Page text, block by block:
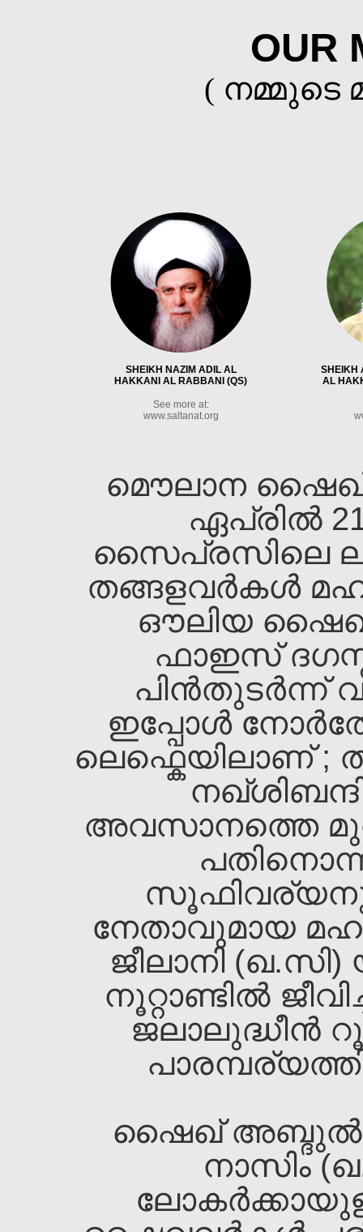
OUR
( നമ്മുടെ
SHEIKH NAZIM ADIL AL
HAKKANI AL RABBANI (QS)
SHEIKH
AL
See more at:
www.saltanat.org
മൌലാന ഷൈഖ്‌
ഏപ്രില്‍
സൈപ്രസിലെ
തങ്ങളവര്‍കള്‍
ഔലിയ
ഫാഇസ്‌
ഇപ്പോള്‍
ലെഫ്കെയിലാണ്‌ ;
അവസാനത്തെ
നേതാവുമായ
ജീലാനി
നൂറ്റാണ്ടില്‍
ജലാലുദ്ധീന്‍
ഷൈഖ്‌ അബ്ദുല്‍
നാസിം